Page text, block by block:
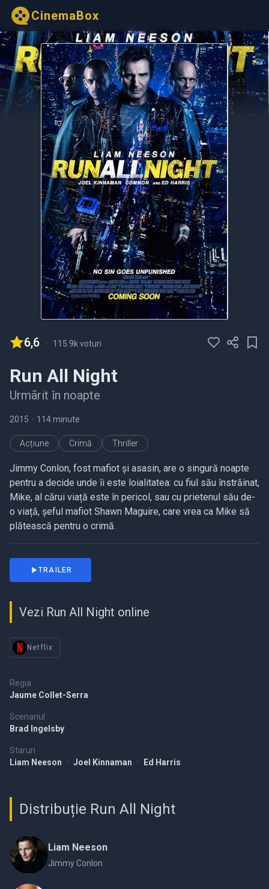
CinemaBox
6,6 - 115.9k voturi
Run All Night
Urmãrit în noapte
2015 • 114 minute
Acțiune Crimă Thriller
Jimmy Conlon, fost mafiot și asasin, are o singură noapte
pentru a decide unde îi este loialitatea: cu fiul său înstrăinat,
Mike, al cărui viață este în pericol, sau cu prietenul său de-
o viață, șeful mafiot Shawn Maguire, care vrea ca Mike să
plătească pentru o crimă.
Regia
Jaume Collet-Serra
Scenariul
Brad Ingelsby
Staruri
Liam Neeson • Joel Kinnaman • Ed Harris
TRAILER
Vezi Run All Night online
Netflix
Distribuție Run All Night
Liam Neeson
Jimmy Conlon